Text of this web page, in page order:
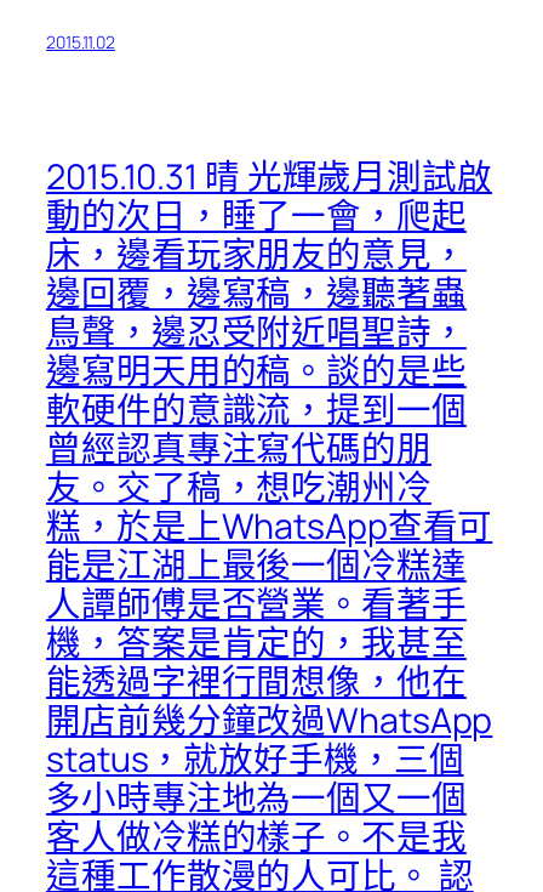
2015.11.02
2015.10.31 晴 光輝歲月測試啟
動的次日，睡了一會，爬起
床，邊看玩家朋友的意見，
邊回覆，邊寫稿，邊聽著蟲
鳥聲，邊忍受附近唱聖詩，
邊寫明天用的稿。談的是些
軟硬件的意識流，提到一個
曾經認真專注寫代碼的朋
友。交了稿，想吃潮州冷
糕，於是上WhatsApp查看可
能是江湖上最後一個冷糕達
人譚師傅是否營業。看著手
機，答案是肯定的，我甚至
能透過字裡行間想像，他在
開店前幾分鐘改過WhatsApp
status，就放好手機，三個
多小時專注地為一個又一個
客人做冷糕的樣子。不是我
這種工作散漫的人可比。 認